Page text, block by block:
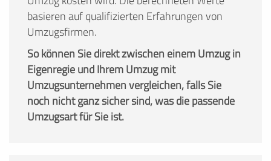
basieren auf qualifizierten Erfahrungen von
Umzugsfirmen.
So können Sie direkt zwischen einem Umzug in
Eigenregie und Ihrem Umzug mit
Umzugsunternehmen vergleichen, falls Sie
noch nicht ganz sicher sind, was die passende
Umzugsart für Sie ist.